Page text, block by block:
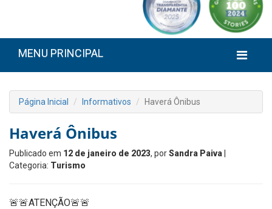
MENU PRINCIPAL
Página Inicial Informativos Haverá Ônibus
Haverá Ônibus
Publicado em 12 de janeiro de 2023, porSandra Paiva
Categoria: Turismo
🚨🚨ATENÇÃO🚨🚨